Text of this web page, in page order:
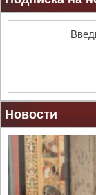
r
Новости